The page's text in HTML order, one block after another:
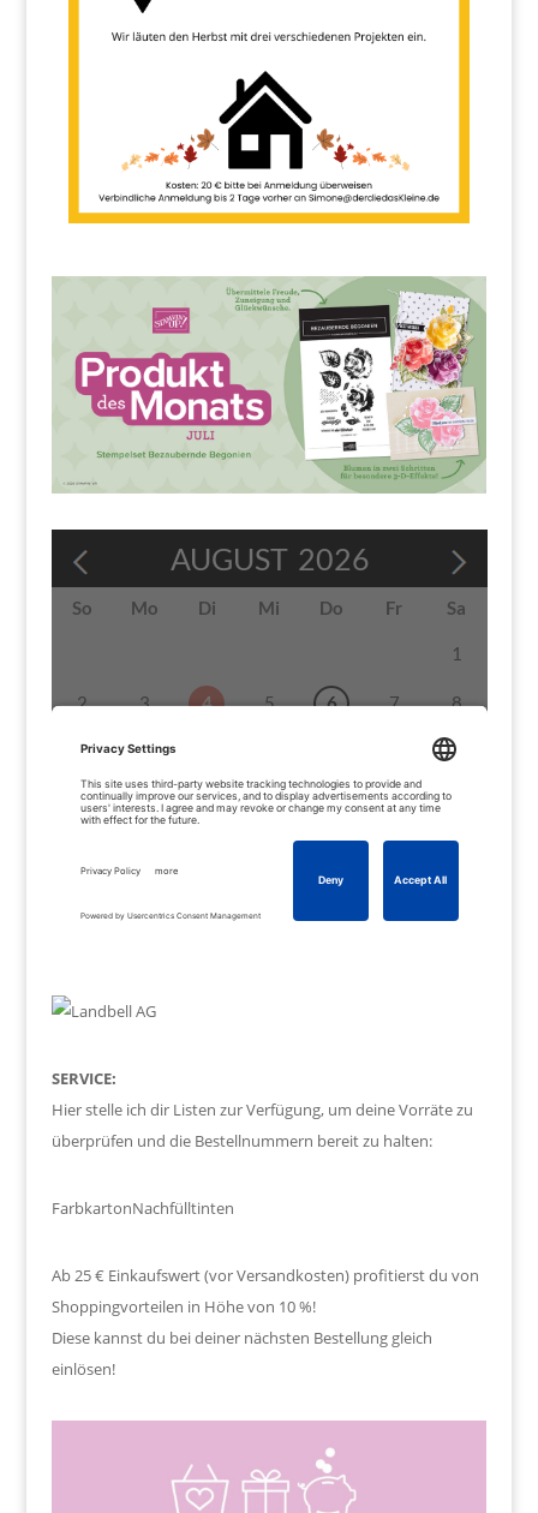
SERVICE:
Hier stelle ich dir Listen zur Verfügung, um deine Vorräte zu
überprüfen und die Bestellnummern bereit zu halten:
FarbkartonNachfülltinten
Ab 25 € Einkaufswert (vor Versandkosten) profitierst du von
Shoppingvorteilen in Höhe von 10 %!
Diese kannst du bei deiner nächsten Bestellung gleich
einlösen!